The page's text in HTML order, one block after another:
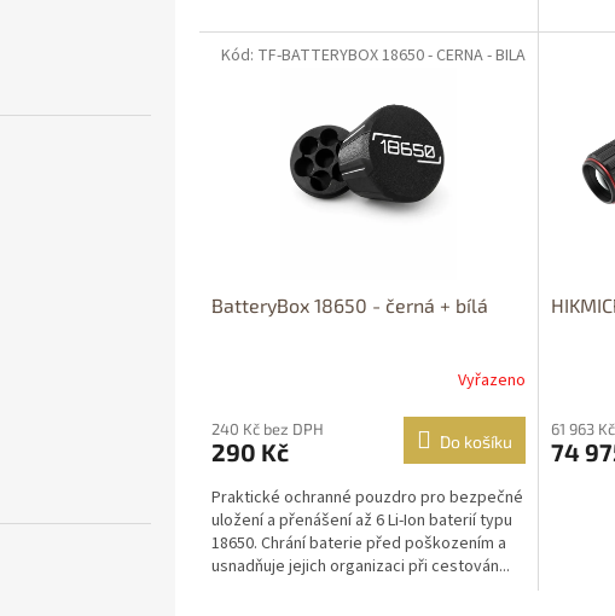
BatteryBox 18650 - černá + bílá
Vyřazeno
240 Kč bez DPH
290 Kč Do košíku
Praktické ochranné pouzdro pro bezpečné
uložení a přenášení až 6 Li-Ion baterií typu
18650. Chrání baterie před poškozením a
usnadňuje jejich organizaci při cestován...
Kód: TF-BATTERYBOX 18650 - CERNA - BILA
61 963
74